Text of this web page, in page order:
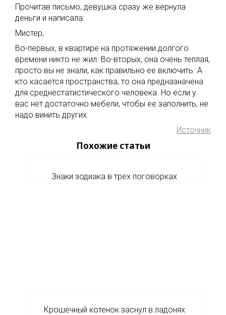
Прочитав письмо, девушка сразу же вернула
деньги и написала:
Мистер,
Во-первых, в квартире на протяжении долгого
времени никто не жил. Во-вторых, она очень теплая,
просто вы не знали, как правильно ее включить. А
кто касается пространства, то она предназначена
для среднестатистического человека. Но если у
вас нет достаточно мебели, чтобы ее заполнить, не
надо винить других.
Источник
Похожие статьи
Знаки зодиака в трех поговорках
Крошечный котенок заснул в ладонях